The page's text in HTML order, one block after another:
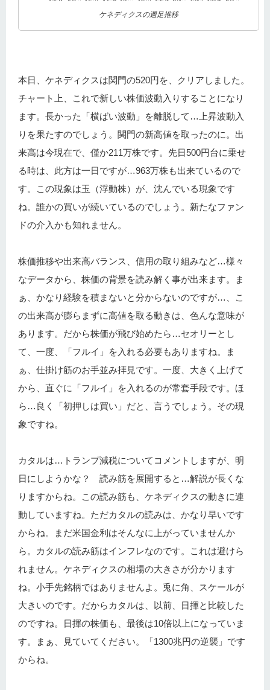
ケネディクスの週足推移
本日、ケネディクスは関門の520円を、クリアしました。
チャート上、これで新しい株価波動入りすることになり
ます。長かった「横ばい波動」を離脱して…上昇波動入
りを果たすのでしょう。関門の新高値を取ったのに。出
来高は今現在で、僅か211万株です。先日500円台に乗せ
る時は、此方は一日ですが…963万株も出来ているので
す。この現象は玉（浮動株）が、沈んでいる現象です
ね。誰かの買いが続いているのでしょう。新たなファン
ドの介入かも知れません。
株価推移や出来高バランス、信用の取り組みなど…様々
なデータから、株価の背景を読み解く事が出来ます。ま
ぁ、かなり経験を積まないと分からないのですが…、こ
の出来高が膨らまずに高値を取る動きは、色んな意味が
あります。だから株価が飛び始めたら…セオリーとし
て、一度、「フルイ」を入れる必要もありますね。ま
ぁ、仕掛け筋のお手並み拝見です。一度、大きく上げて
から、直ぐに「フルイ」を入れるのが常套手段です。ほ
ら…良く「初押しは買い」だと、言うでしょう。その現
象ですね。
カタルは…トランプ減税についてコメントしますが、明
日にしようかな？ 読み筋を展開すると…解説が長くな
りますからね。この読み筋も、ケネディクスの動きに連
動していますね。ただカタルの読みは、かなり早いです
からね。まだ米国金利はそんなに上がっていませんか
ら。カタルの読み筋はインフレなのです。これは避けら
れません。ケネディクスの相場の大きさが分かります
ね。小手先銘柄ではありませんよ。兎に角、スケールが
大きいのです。だからカタルは、以前、日揮と比較した
のですね。日揮の株価も、最後は10倍以上になっていま
す。まぁ、見ていてください。「1300兆円の逆襲」です
からね。